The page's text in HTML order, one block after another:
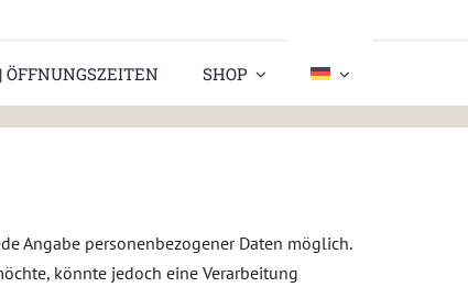
ÖFFNUNGSZEITEN SHOP
Angabe personenbezogener Daten möglich.
könnte jedoch eine Verarbeitung